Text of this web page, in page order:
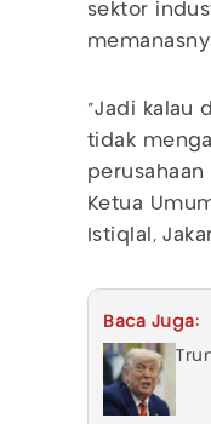
sektor
"Jadi kalau
tidak
Ketua
Istiqlal,
Baca Juga: